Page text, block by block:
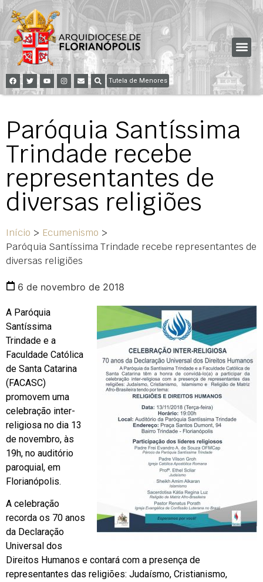
Tutela de Menores
Paróquia Santíssima
Trindade recebe
representantes de
diversas religiões
Início > Ecumenismo >
Paróquia Santíssima Trindade recebe representantes de
diversas religiões
6 de novembro de 2018
A Paróquia
Santíssima
Trindade e a
Faculdade Católica
de Santa Catarina
(FACASC)
promovem uma
celebração inter-
religiosa no dia 13
de novembro, às
19h, no auditório
paroquial, em
Florianópolis.
A celebração
recorda os 70 anos
da Declaração
Universal dos
Direitos Humanos e contará com a presença de
representantes das religiões: Judaísmo, Cristianismo,